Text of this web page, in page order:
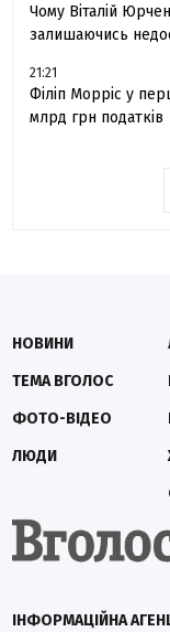
Чому Віталій
залишаючись
21:21
Філіп Морріс у
млрд грн податків
ІНФОРМАЦІЙНА
НОВИНИ
ТЕМА ВГОЛОС
ФОТО-ВІДЕО
ЛЮДИ